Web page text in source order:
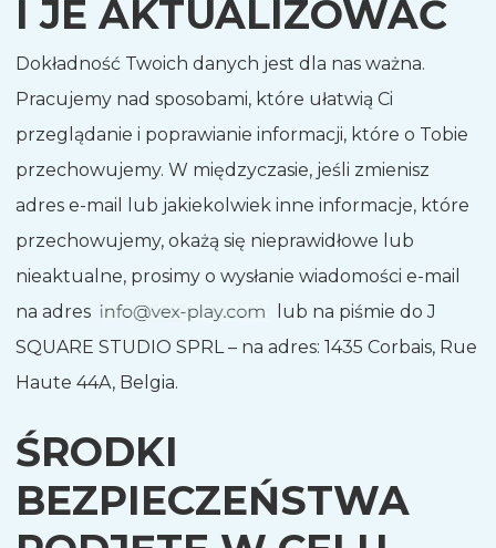
I JE AKTUALIZOWAĆ
Dokładność Twoich danych jest dla nas ważna.
Pracujemy nad sposobami, które ułatwią Ci
przeglądanie i poprawianie informacji, które o Tobie
przechowujemy. W międzyczasie, jeśli zmienisz
adres e-mail lub jakiekolwiek inne informacje, które
przechowujemy, okażą się nieprawidłowe lub
nieaktualne, prosimy o wysłanie wiadomości e-mail
na adres
lub na piśmie do J
SQUARE STUDIO SPRL – na adres: 1435 Corbais, Rue
Haute 44A, Belgia.
ŚRODKI
BEZPIECZEŃSTWA